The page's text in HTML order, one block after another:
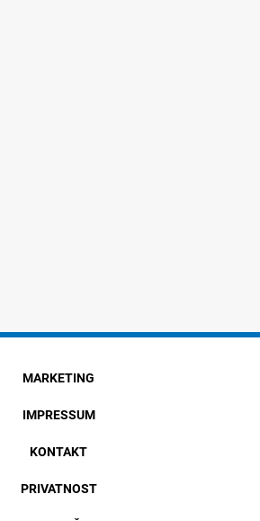
MARKETING
IMPRESSUM
KONTAKT
PRIVATNOST